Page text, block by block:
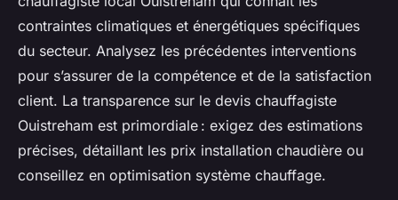
contraintes climatiques et énergétiques spécifiques
du secteur. Analysez les précédentes interventions
pour s’assurer de la compétence et de la satisfaction
client. La transparence sur le devis chauffagiste
Ouistreham est primordiale : exigez des estimations
précises, détaillant les prix installation chaudière ou
conseillez en optimisation système chauffage.